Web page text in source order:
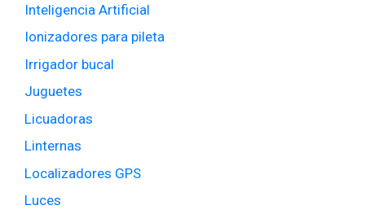
Inteligencia Artificial
Ionizadores para pileta
Irrigador bucal
Juguetes
Licuadoras
Linternas
Localizadores GPS
Luces